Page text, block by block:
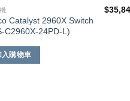
Catalyst 2960X Switch
C2960X-24PD-L)
$
入購物車